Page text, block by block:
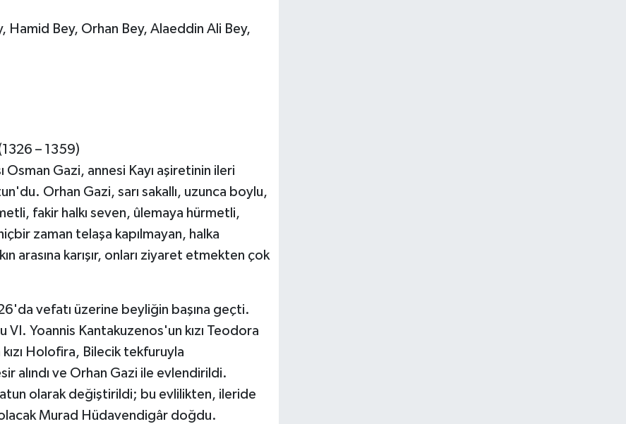
Hamid Bey, Orhan Bey, Alaeddin Ali Bey,
– 1359)
Osman Gazi, annesi Kayı aşiretinin ileri
Orhan Gazi, sarı sakallı, uzunca boylu,
fakir halkı seven, ûlemaya hürmetli,
zaman telaşa kapılmayan, halka
arasına karışır, onları ziyaret etmekten çok
vefatı üzerine beyliğin başına geçti.
Yoannis Kantakuzenos'un kızı Teodora
Holofira, Bilecik tekfuruyla
alındı ve Orhan Gazi ile evlendirildi.
olarak değiştirildi; bu evlilikten, ileride
Murad Hüdavendigâr doğdu.